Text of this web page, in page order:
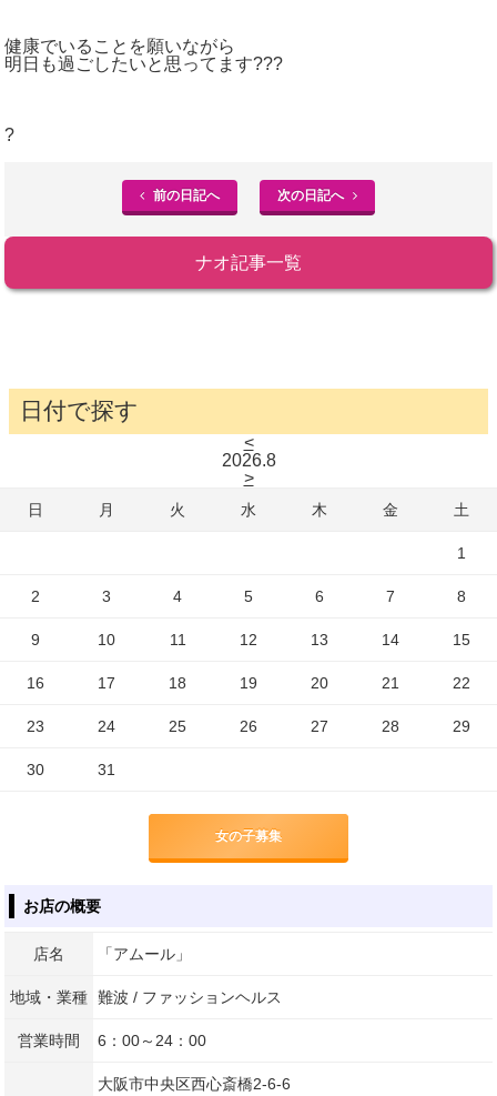
健康でいることを願いながら
明日も過ごしたいと思ってます???
?
前の日記へ 次の日記へ
ナオ記事一覧
日付で探す
<
2026.8
>
日 月 火 水 木 金 土
1
2 3 4 5 6 7 8
9 10 11 12 13 14 15
16 17 18 19 20 21 22
23 24 25 26 27 28 29
30 31
女の子募集
お店の概要
店名 「アムール」
地域・業種 難波 / ファッションヘルス
営業時間 6：00～24：00
大阪市中央区西心斎橋2-6-6